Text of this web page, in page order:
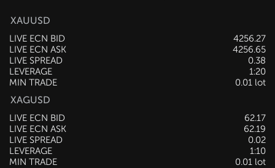
XAUUSD
LIVE ECN BID
4256.18
LIVE ECN ASK
4256.56
LIVE SPREAD
0.38
LEVERAGE
1:20
MIN TRADE
0.01 lot
XAGUSD
LIVE ECN BID
62.17
LIVE ECN ASK
62.19
LIVE SPREAD
0.02
LEVERAGE
1:10
MIN TRADE
0.01 lot